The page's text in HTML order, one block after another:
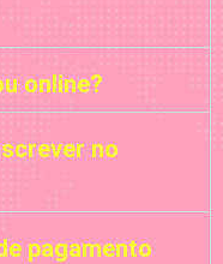
online?
no
pagamento